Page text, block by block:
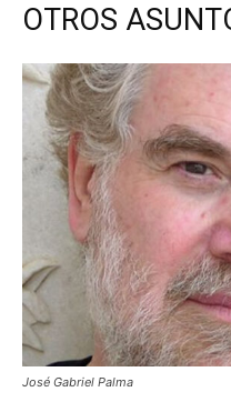
OTROS
José Gabriel Palma